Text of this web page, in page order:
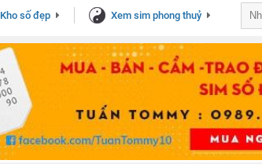
Kho số đẹp Xem sim phong thuỷ